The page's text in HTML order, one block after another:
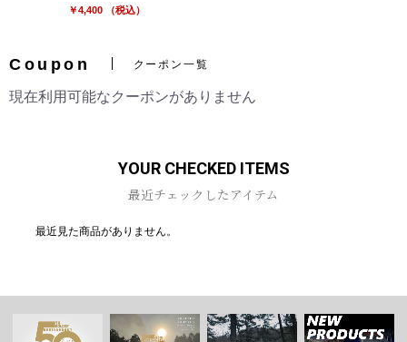
￥4,400 （税込）
Coupon クーポン一覧
現在利用可能なクーポンがありません
YOUR CHECKED ITEMS
最近チェックしたアイテム
最近見た商品がありません。